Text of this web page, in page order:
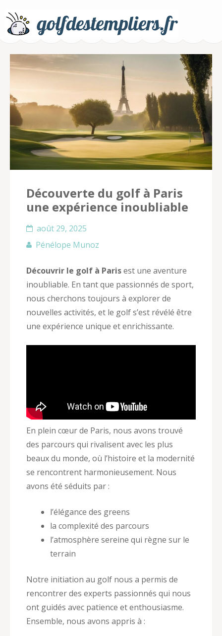
Golfdestempliers.fr –
Pari sur le golf
Découverte du golf à Paris
une expérience inoubliable
août 29, 2025
Pénélope Munoz
Découvrir le golf à Parisest une aventure
inoubliable. En tant que passionnés de sport,
nous cherchons toujours à explorer de
nouvelles activités, et le golf s’est révélé être
une expérience unique et enrichissante.
En plein cœur de Paris, nous avons trouvé
des parcours qui rivalisent avec les plus
beaux du monde, où l’histoire et la modernité
se rencontrent harmonieusement. Nous
avons été séduits par :
l’élégance des greens
la complexité des parcours
l’atmosphère sereine qui règne sur le
terrain
Notre initiation au golf nous a permis de
rencontrer des experts passionnés qui nous
ont guidés avec patience et enthousiasme.
Ensemble, nous avons appris à :